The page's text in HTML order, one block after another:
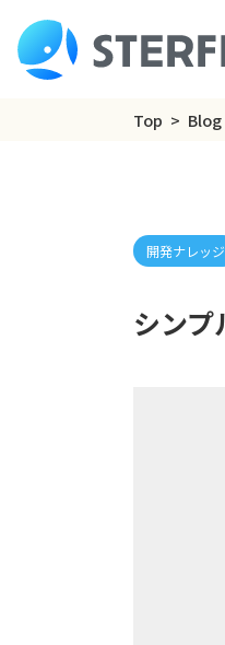
Top Blog
シン